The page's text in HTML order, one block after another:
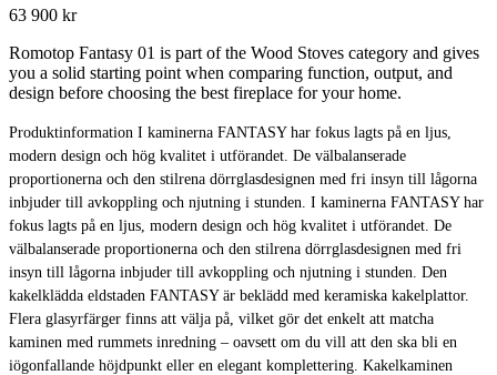
63 900 kr
Romotop Fantasy 01 is part of the Wood Stoves category and gives
you a solid starting point when comparing function, output, and
design before choosing the best fireplace for your home.
Produktinformation I kaminerna FANTASY har fokus lagts på en ljus,
modern design och hög kvalitet i utförandet. De välbalanserade
proportionerna och den stilrena dörrglasdesignen med fri insyn till lågorna
inbjuder till avkoppling och njutning i stunden. I kaminerna FANTASY har
fokus lagts på en ljus, modern design och hög kvalitet i utförandet. De
välbalanserade proportionerna och den stilrena dörrglasdesignen med fri
insyn till lågorna inbjuder till avkoppling och njutning i stunden. Den
kakelklädda eldstaden FANTASY är beklädd med keramiska kakelplattor.
Flera glasyrfärger finns att välja på, vilket gör det enkelt att matcha
kaminen med rummets inredning – oavsett om du vill att den ska bli en
iögonfallande höjdpunkt eller en elegant komplettering. Kakelkaminen